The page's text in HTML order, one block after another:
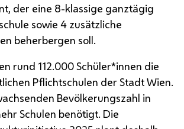
der eine 8-klassige ganztägig
sowie 4 zusätzliche
beherbergen soll.
rund 112.000 Schüler*innen die
Pflichtschulen der Stadt Wien.
Bevölkerungszahl in
Schulen benötigt. Die